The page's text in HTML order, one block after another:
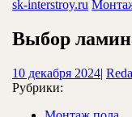
sk-interstroy.ru
Выбор
10 декабря 202410
|
Рубрики: